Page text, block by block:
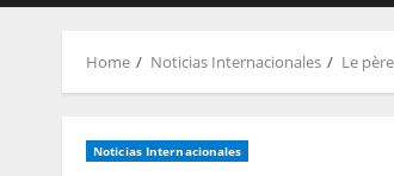
Home Noticias Internacionales Le
Noticias Internacionales